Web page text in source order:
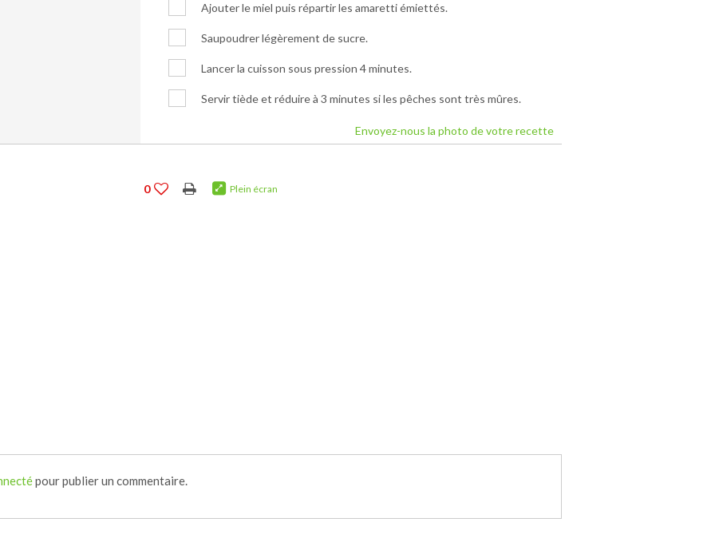
Ajouter le miel puis répartir les amaretti émiettés.
Saupoudrer légèrement de sucre.
Lancer la cuisson sous pression 4 minutes.
Servir tiède et réduire à 3 minutes si les pêches sont très mûres.
Envoyez-nous la photo de votre recette
0 Plein écran
pour publier un commentaire.